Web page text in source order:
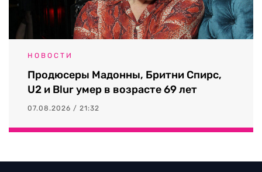
НОВОСТИ
Продюсеры Мадонны, Бритни Спирс,
U2 и Blur умер в возрасте 69 лет
07.08.2026 / 21:32